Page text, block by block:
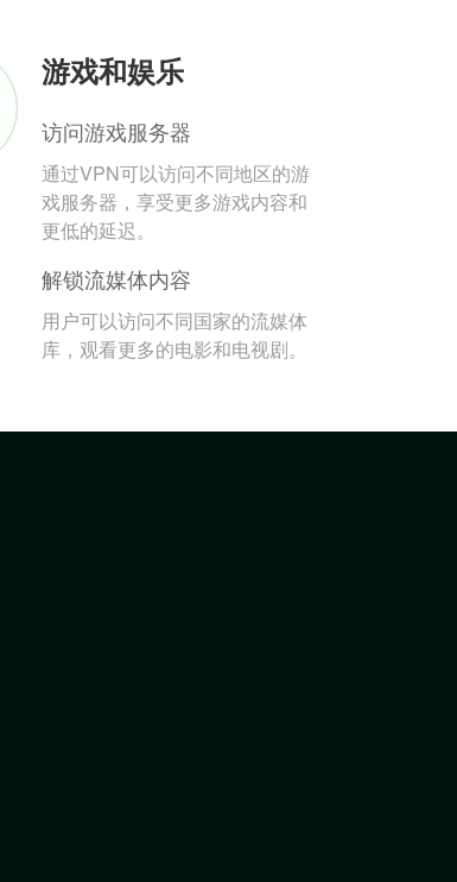
游戏和娱乐
访问游戏服务器
通过VPN可以访问不同地区的游
戏服务器，享受更多游戏内容和
更低的延迟。
解锁流媒体内容
用户可以访问不同国家的流媒体
库，观看更多的电影和电视剧。